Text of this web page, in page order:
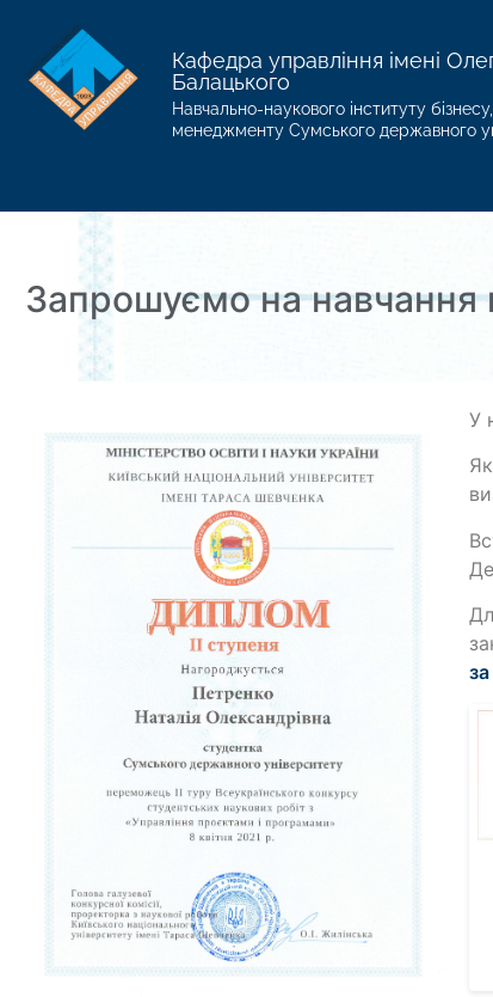
Кафедра управління імені
Балацького
Навчально-наукового інституту
менеджменту Сумського державного
Запрошуємо на навчання
У